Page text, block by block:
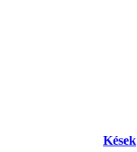
Kések